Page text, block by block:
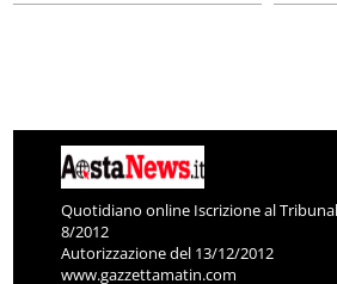
Quotidiano online Iscrizione al
8/2012
Autorizzazione del 13/12/2012
www.gazzettamatin.com